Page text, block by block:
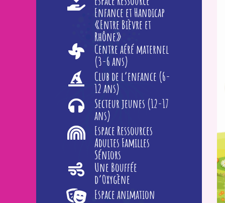
Enfance et Handicap
«Entre Bièvre et
Rhône»
Centre aéré maternel
(3-6 ans)
Club de l’enfance (6-
12 ans)
Secteur jeunes (12-17
ans)
Espace Ressources
Adultes Familles
Séniors
Une Bouffée
d’Oxygène
Espace animation